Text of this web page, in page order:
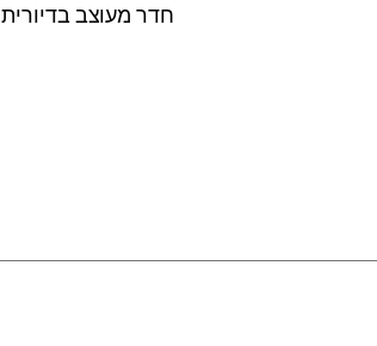
חדר מעוצב בדיורית